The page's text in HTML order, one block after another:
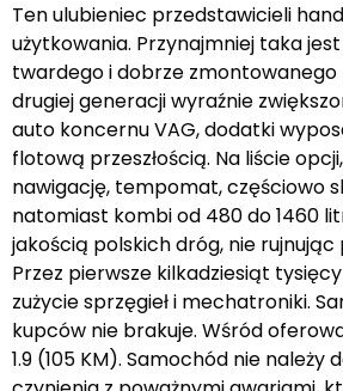
Ten ulubieniec przedstawicieli
użytkowania. Przynajmniej taka
twardego i dobrze zmontowanego
drugiej generacji wyraźnie
auto koncernu VAG, dodatki
flotową przeszłością. Na liście
nawigację, tempomat, częściowo
natomiast kombi od 480 do 1460
jakością polskich dróg, nie
Przez pierwsze kilkadziesiąt
zużycie sprzęgieł i mechatroniki.
kupców nie brakuje. Wśród
1.9 (105 KM). Samochód nie